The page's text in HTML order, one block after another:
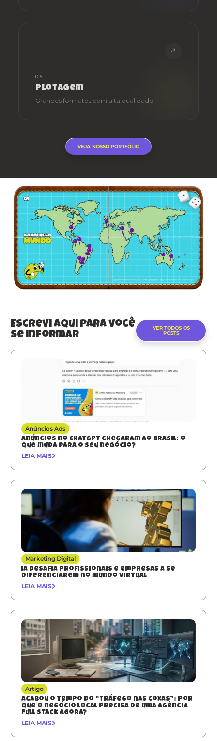
↗
06
Plotagem
Grandes formatos com alta qualidade
VEJA NOSSO PORTFÓLIO
Escrevi aqui para você
se informar
VER TODOS OS
POSTS
Anúncios Ads
Anúncios no ChatGPT chegaram ao Brasil: o
que muda para o seu negócio?
LEIA MAIS
Marketing Digital
IA desafia profissionais e empresas a se
diferenciarem no mundo virtual
LEIA MAIS
Artigo
Acabou o tempo do “Tráfego nas Coxas”: Por
que o negócio local precisa de uma agência
full stack agora?
LEIA MAIS